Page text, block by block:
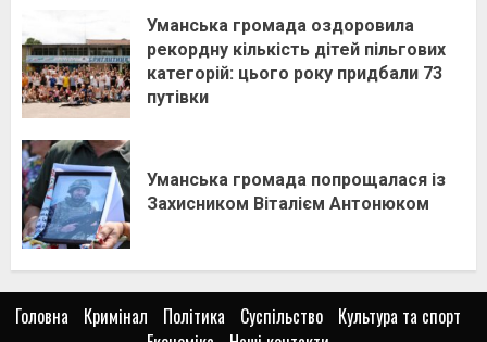
Уманська громада оздоровила
рекордну кількість дітей пільгових
категорій: цього року придбали 73
путівки
Уманська громада попрощалася із
Захисником Віталієм Антонюком
Головна Кримінал Політика Суспільство
Культура та спорт